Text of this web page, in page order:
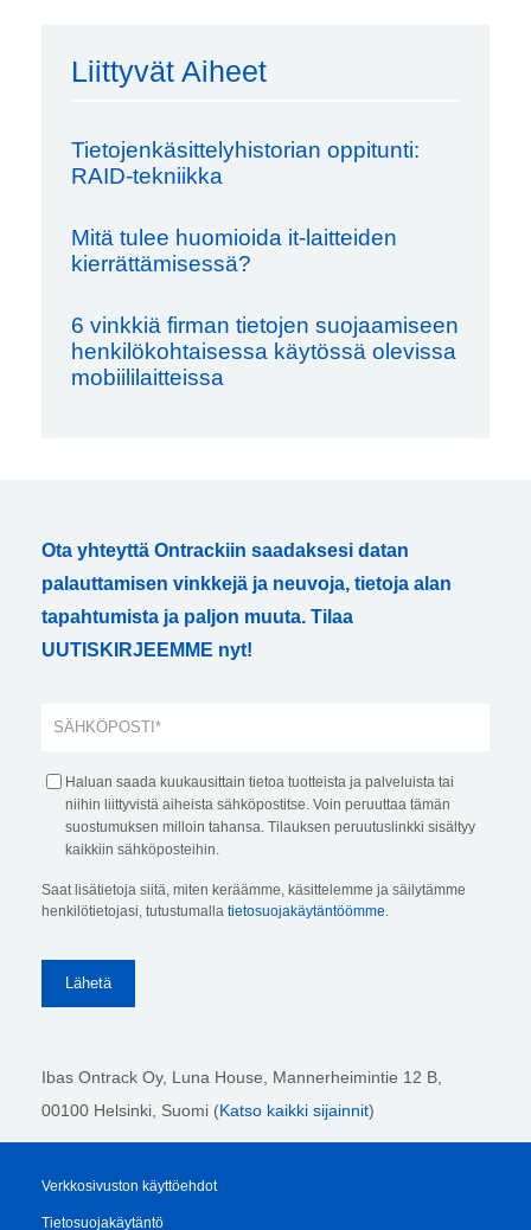
Liittyvät Aiheet
Tietojenkäsittelyhistorian oppitunti:
RAID-tekniikka
Mitä tulee huomioida it-laitteiden
kierrättämisessä?
6 vinkkiä firman tietojen suojaamiseen
henkilökohtaisessa käytössä olevissa
mobiililaitteissa
Ota yhteyttä Ontrackiin saadaksesi datan
palauttamisen vinkkejä ja neuvoja, tietoja alan
tapahtumista ja paljon muuta. Tilaa
UUTISKIRJEEMME nyt!
Haluan saada kuukausittain tietoa tuotteista ja palveluista tai
niihin liittyvistä aiheista sähköpostitse. Voin peruuttaa tämän
suostumuksen milloin tahansa. Tilauksen peruutuslinkki sisältyy
kaikkiin sähköposteihin.
Saat lisätietoja siitä, miten keräämme, käsittelemme ja säilytämme
henkilötietojasi, tutustumalla tietosuojakäytäntöömme.
Ibas Ontrack Oy, Luna House, Mannerheimintie 12 B,
00100 Helsinki , Suomi (Katso kaikki sijainnit)
Verkkosivuston käyttöehdot
Tietosuojakäytäntö